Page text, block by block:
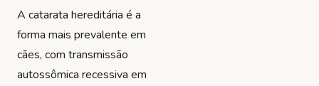
A catarata hereditária é a
forma mais prevalente em
cães, com transmissão
autossômica recessiva em